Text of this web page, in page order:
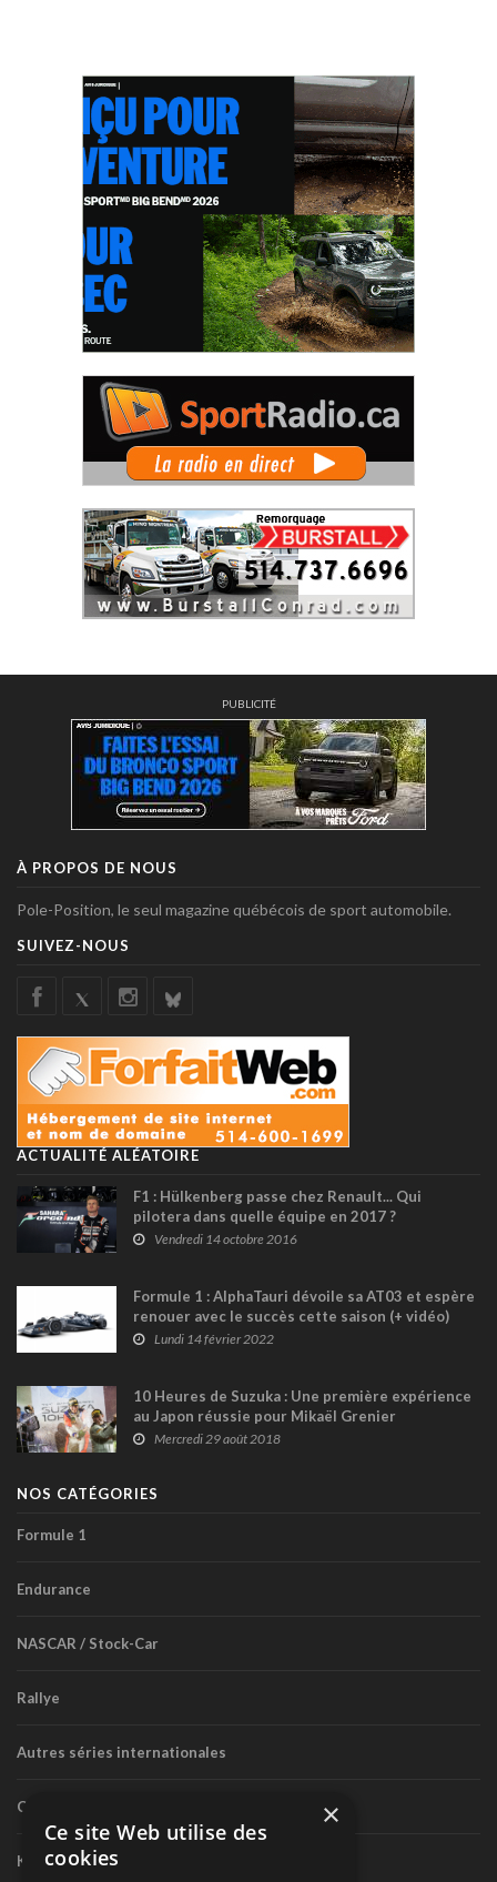
PUBLICITÉ
À PROPOS DE NOUS
Pole-Position, le seul magazine québécois de sport automobile.
SUIVEZ-NOUS
ACTUALITÉ ALÉATOIRE
F1 : Hülkenberg passe chez Renault... Qui
pilotera dans quelle équipe en 2017 ?
Vendredi 14 octobre 2016
Formule 1 : AlphaTauri dévoile sa AT03 et espère
renouer avec le succès cette saison (+ vidéo)
Lundi 14 février 2022
10 Heures de Suzuka : Une première expérience
au Japon réussie pour Mikaël Grenier
Mercredi 29 août 2018
NOS CATÉGORIES
Formule 1
Endurance
NASCAR / Stock-Car
Rallye
Autres séries internationales
Circuit routier canadien
Karting
×
Ce site Web utilise des
cookies